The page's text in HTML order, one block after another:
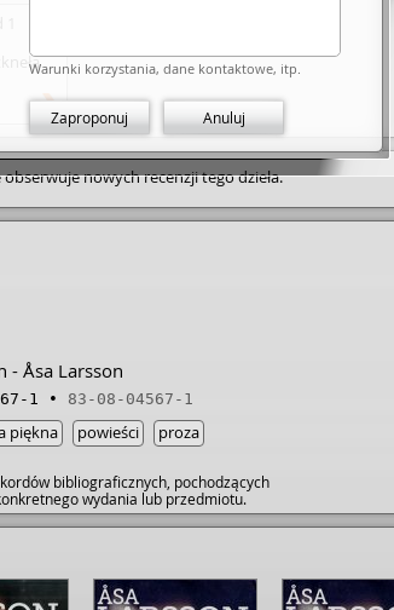
i
że
z
nowych recenzji tego dzieła.
- Åsa Larsson
1 83-08-04567-1
piękna powieści proza
bibliograficznych, pochodzących
wydania lub przedmiotu.
Warunki korzystania, dane kontaktowe, itp.
Zaproponuj Anuluj